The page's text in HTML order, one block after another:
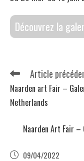
Découvrez la
Article
Naarden art Fair –
Netherlands
Naarden Art Fair
09/04/2022